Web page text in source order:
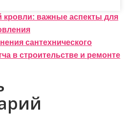
кровли: важные аспекты для
сантехнического
в строительстве и ремонте